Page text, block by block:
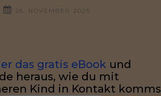
26. NOVEMBER 2025
das gratis eBook und
heraus, wie du mit
Kind in Kontakt